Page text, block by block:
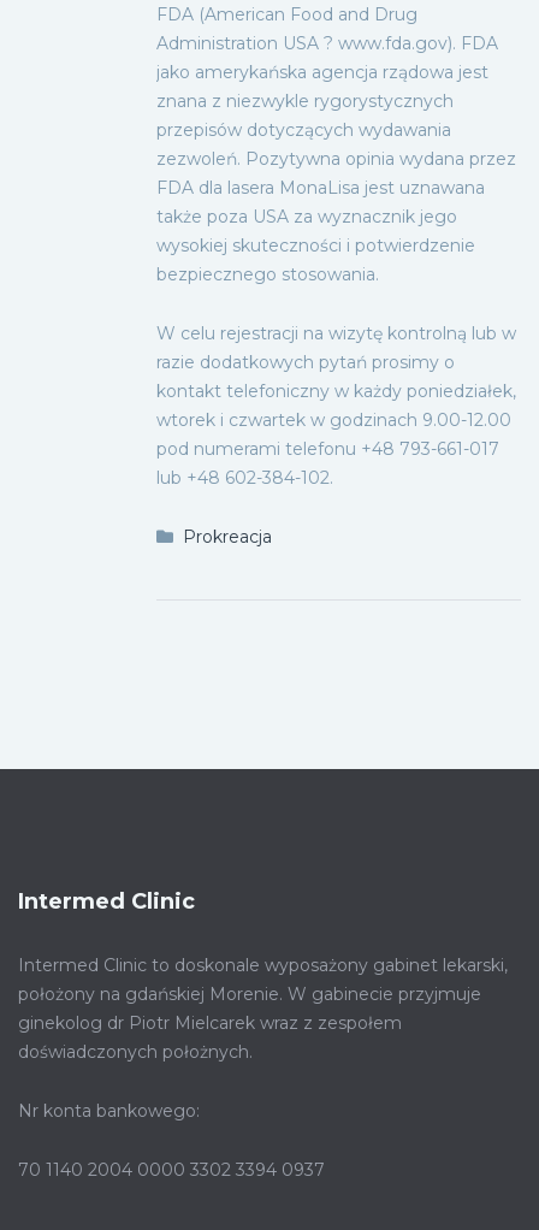
FDA (American Food and Drug
Administration USA ? www.fda.gov). FDA
jako amerykańska agencja rządowa jest
znana z niezwykle rygorystycznych
przepisów dotyczących wydawania
zezwoleń. Pozytywna opinia wydana przez
FDA dla lasera MonaLisa jest uznawana
także poza USA za wyznacznik jego
wysokiej skuteczności i potwierdzenie
bezpiecznego stosowania.
W celu rejestracji na wizytę kontrolną lub w
razie dodatkowych pytań prosimy o
kontakt telefoniczny w każdy poniedziałek,
wtorek i czwartek w godzinach 9.00-12.00
pod numerami telefonu +48 793-661-017
lub +48 602-384-102.
Prokreacja
Intermed Clinic
Intermed Clinic to doskonale wyposażony gabinet lekarski,
położony na gdańskiej Morenie. W gabinecie przyjmuje
ginekolog dr Piotr Mielcarek wraz z zespołem
doświadczonych położnych.
Nr konta bankowego:
70 1140 2004 0000 3302 3394 0937